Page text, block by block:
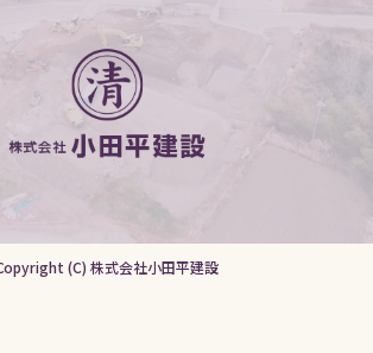
(C) 株式会社小田平建設